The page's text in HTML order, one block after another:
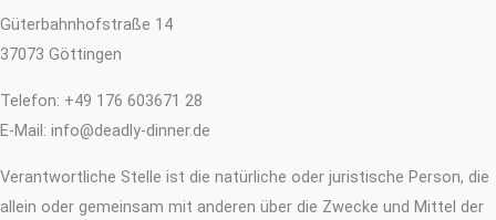
Güterbahnhofstraße 14
37073 Göttingen
Telefon: +49 176 603671 28
E-Mail: info@deadly-dinner.de
Verantwortliche Stelle ist die natürliche oder juristische Person, die
allein oder gemeinsam mit anderen über die Zwecke und Mittel der